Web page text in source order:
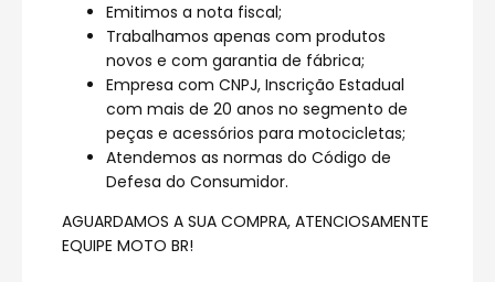
Emitimos a nota fiscal;
Trabalhamos apenas com produtos
novos e com garantia de fábrica;
Empresa com CNPJ, Inscrição Estadual
com mais de 20 anos no segmento de
peças e acessórios para motocicletas;
Atendemos as normas do Código de
Defesa do Consumidor.
AGUARDAMOS A SUA COMPRA, ATENCIOSAMENTE
EQUIPE MOTO BR!